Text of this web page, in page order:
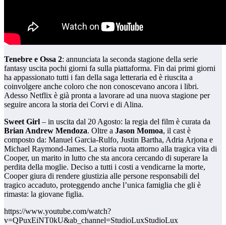
Tenebre e Ossa 2: annunciata la seconda stagione della serie
fantasy uscita pochi giorni fa sulla piattaforma. Fin dai primi giorni
ha appassionato tutti i fan della saga letteraria ed è riuscita a
coinvolgere anche coloro che non conoscevano ancora i libri.
Adesso Netflix è già pronta a lavorare ad una nuova stagione per
seguire ancora la storia dei Corvi e di Alina.
Sweet Girl – in uscita dal 20 Agosto: la regia del film è curata da
Brian Andrew Mendoza. Oltre a Jason Momoa, il cast è
composto da: Manuel Garcia-Rulfo, Justin Bartha, Adria Arjona e
Michael Raymond-James. La storia ruota attorno alla tragica vita di
Cooper, un marito in lutto che sta ancora cercando di superare la
perdita della moglie. Deciso a tutti i costi a vendicarne la morte,
Cooper giura di rendere giustizia alle persone responsabili del
tragico accaduto, proteggendo anche l’unica famiglia che gli è
rimasta: la giovane figlia.
https://www.youtube.com/watch?
v=QPuxEiNT0kU&ab_channel=StudioLuxStudioLux